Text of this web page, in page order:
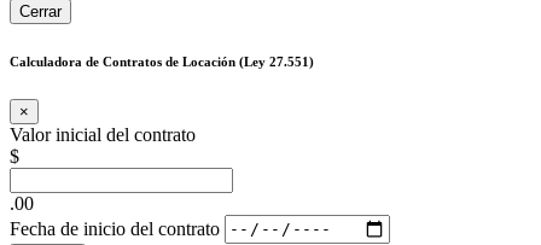
Cerrar
Calculadora de Contratos de Locación (Ley 27.551)
×
Valor inicial del contrato
$
.00
Fecha de inicio del contrato